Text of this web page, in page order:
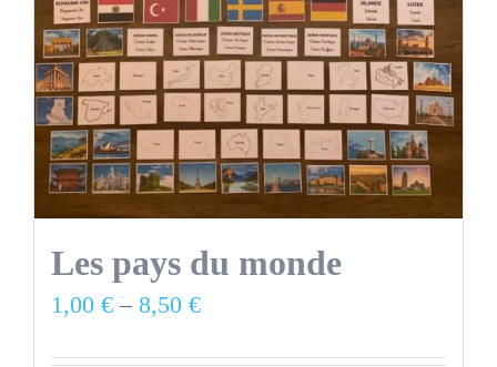
Mon compte
Les pays du monde
1,00 € – 8,50 €